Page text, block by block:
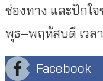
ช่องทาง และปักใ
พุธ–พฤหัสบดี เวล
Facebook